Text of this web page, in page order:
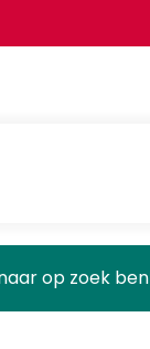
op zoek